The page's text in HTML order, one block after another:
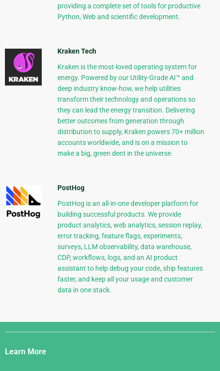
providing a complete set of tools for productive
Python, Web and scientific development.
Kraken Tech
Kraken is the most-loved operating system for
energy. Powered by our Utility-Grade AI™ and
deep industry know-how, we help utilities
transform their technology and operations so
they can lead the energy transition. Delivering
better outcomes from generation through
distribution to supply, Kraken powers 70+ million
accounts worldwide, and is on a mission to
make a big, green dent in the universe.
PostHog
PostHog is an all-in-one developer platform for
building successful products. We provide
product analytics, web analytics, session replay,
error tracking, feature flags, experiments,
surveys, LLM observability, data warehouse,
CDP, workflows, logs, and an AI product
assistant to help debug your code, ship features
faster, and keep all your usage and customer
data in one stack.
Django
Links
Learn More